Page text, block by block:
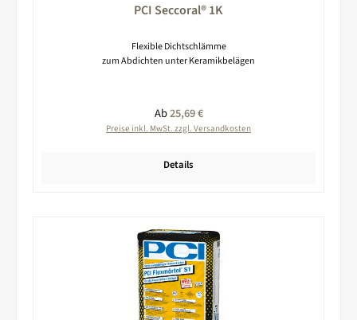
PCI Seccoral® 1K
Flexible Dichtschlämme
zum Abdichten unter Keramikbelägen
Regulärer Preis:
Ab25,69 €
Preise inkl. MwSt. zzgl. Versandkosten
Details